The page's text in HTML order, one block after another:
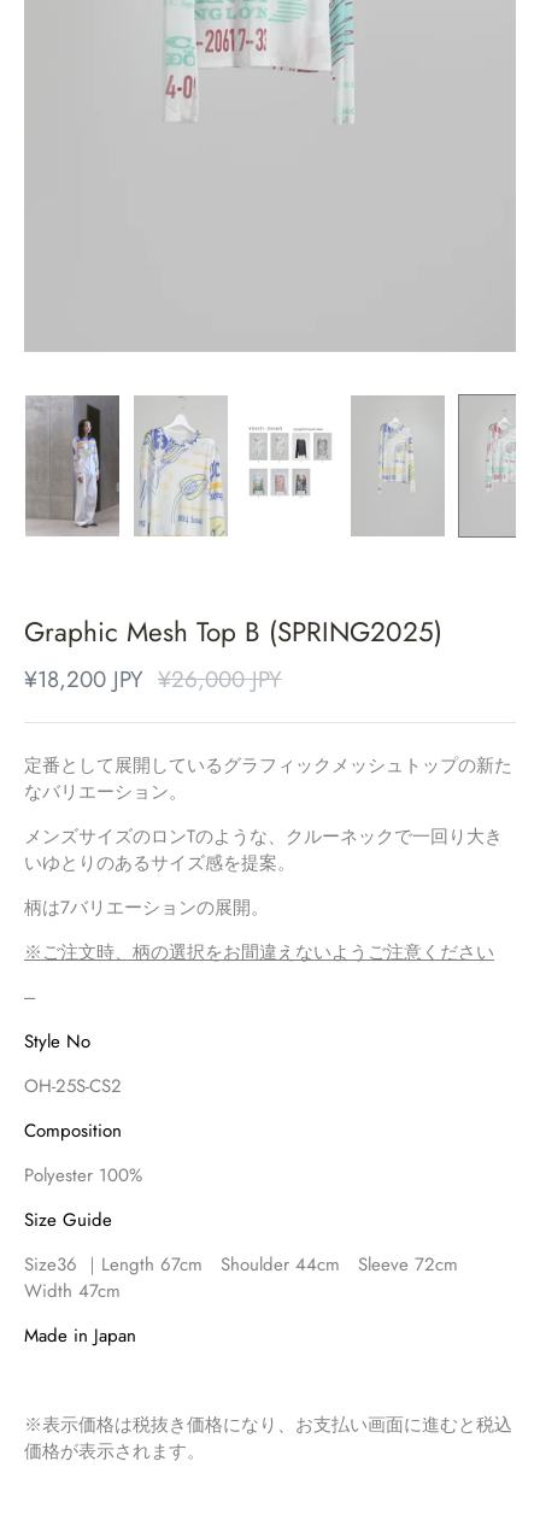
PRODUCT
Graphic Mesh Top B (SPRING2025)
¥18,200 JPY ¥26,000 JPY
定番として展開しているグラフィックメッシュトップの新た
なバリエーション。
メンズサイズのロンTのような、クルーネックで一回り大き
いゆとりのあるサイズ感を提案。
柄は7バリエーションの展開。
※ご注文時、柄の選択をお間違えないようご注意ください
‐‐‐
Style No
OH-25S-CS2
Composition
Polyester 100%
Size Guide
Size36 ｜Length 67cm Shoulder 44cm Sleeve 72cm
Width 47cm
Made in Japan
※表示価格は税抜き価格になり、お支払い画面に進むと税込
価格が表示されます。